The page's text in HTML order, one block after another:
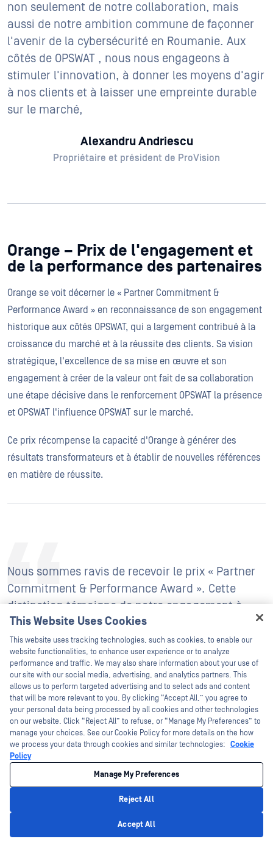
non seulement de notre collaboration, mais
aussi de notre ambition commune de façonner
l'avenir de la cybersécurité en Roumanie. Aux
côtés de OPSWAT , nous nous engageons à
stimuler l'innovation, à donner les moyens d'agir
à nos clients et à laisser une empreinte durable
sur le marché,
Alexandru Andriescu
Propriétaire et président de ProVision
Orange – Prix de l'engagement et
de la performance des partenaires
Orange se voit décerner le « Partner Commitment &
Performance Award » en reconnaissance de son engagement
historique aux côtés OPSWAT, qui a largement contribué à la
croissance du marché et à la réussite des clients. Sa vision
stratégique, l'excellence de sa mise en œuvre et son
engagement à créer de la valeur ont fait de sa collaboration
une étape décisive dans le renforcement OPSWAT la présence
et OPSWAT l'influence OPSWAT sur le marché.
Ce prix récompense la capacité d'Orange à générer des
résultats transformateurs et à établir de nouvelles références
en matière de réussite.
Nous sommes ravis de recevoir le prix « Partner
Commitment & Performance Award ». Cette
distinction témoigne de notre engagement à
collaborer étroitement avec OPSWAT à apporter
une réelle valeur ajoutée à nos clients. Nous
sommes fiers de contribuer au renforcement
OPSWATla présence OPSWATet nous nous
réjouissons de poursuivre ce partenariat
fructueux.
Eliza Mihăilescu
Responsable de la division Secteur public chez Orange
This Website Uses Cookies
This website uses tracking technologies, such as cookies, to enable our
website functionalities, to enhance user experience or to analyze
performance and traffic. We may also share information about your use of
our site with our social media, advertising, and analytics partners. This
allows us to perform targeted advertising and to select ads and content
that will be more relevant to you. By clicking “Accept All,” you agree to
your personal data being processed by all cookies and other technologies
on our website. Click “Reject All” to refuse, or “Manage My Preferences” to
manage your choices. See our Cookie Policy for more details on the how
we process your data through cookies and similar technologies: Cookie
Policy
Manage My Preferences
Reject All
Accept All
Hey there!
I'm Ozzy, your OPSWAT virtual assistant.
How can I help you secure what's critical
today?